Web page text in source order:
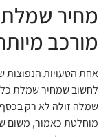
מחיר שמלת
מורכב מיותר מ-4
אחת הטעויות הנפוצות
שמלה זולה לא רק
מוחלטת כאמור, משום